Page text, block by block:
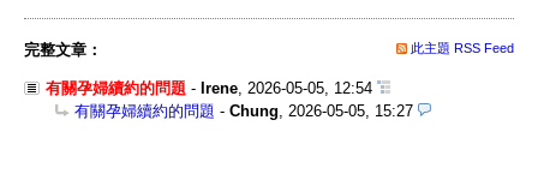
完整文章： 此主題 RSS Feed
有關孕婦續約的問題 - Irene 2026-05-05, 12:54
有關孕婦續約的問題 - Chung 2026-05-05, 15:27